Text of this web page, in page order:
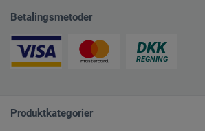
Betalingsmetoder
Produktkategorier